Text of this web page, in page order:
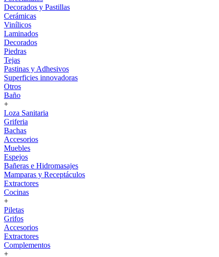
Decorados y Pastillas
Cerámicas
Vinílicos
Laminados
Decorados
Piedras
Tejas
Pastinas y Adhesivos
Superficies innovadoras
Otros
Baño
+
Loza Sanitaria
Griferia
Bachas
Accesorios
Muebles
Espejos
Bañeras e Hidromasajes
Mamparas y Receptáculos
Extractores
Cocinas
+
Piletas
Grifos
Accesorios
Extractores
Complementos
+